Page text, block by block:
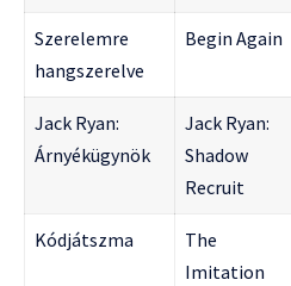
Szerelemre
hangszerelve
Begin Again
Jack Ryan:
Árnyékügynök
Jack Ryan:
Shadow
Recruit
Kódjátszma
The
Imitation